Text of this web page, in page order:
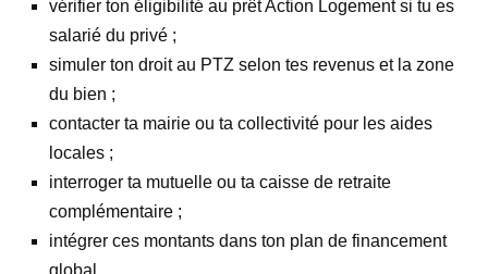
vérifier ton éligibilité au prêt Action Logement si tu es
salarié du privé ;
simuler ton droit au PTZ selon tes revenus et la zone
du bien ;
contacter ta mairie ou ta collectivité pour les aides
locales ;
interroger ta mutuelle ou ta caisse de retraite
complémentaire ;
intégrer ces montants dans ton plan de financement
global.